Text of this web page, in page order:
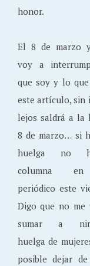
honor.
El 8 de marzo
voy a
que soy y lo
este artículo, sin
lejos saldrá a la
8 de marzo… si
huelga no
columna
periódico este
Digo que no me
sumar a
huelga de
posible dejar